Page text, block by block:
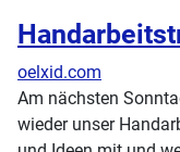
oelxid.com
Am nächsten
wieder unser